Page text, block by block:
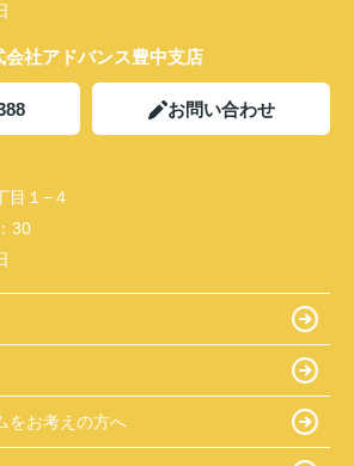
会社アドバンス豊中支店
お問い合わせ
目１−４
30
をお考えの方へ